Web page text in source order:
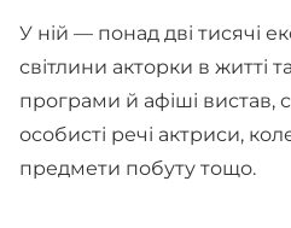
У ній — понад дві тисячі
світлини акторки в житті
програми й афіші вистав,
особисті речі актриси,
предмети побуту тощо.